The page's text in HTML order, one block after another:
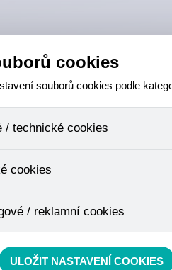
RYBÁŘSKÝ
cookies
souborů cookies podle
/ technické cookies
produktů v nákupním košíku,
a není možné jej ani odebrat.
cookies
protože anonymizované cookies
apod.
/ reklamní cookies
ULOŽIT NASTAVENÍ COOKIES